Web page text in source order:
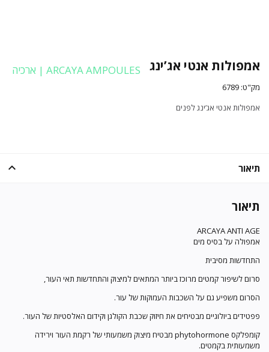
אמפולות אנטי אג’ינג ARCAYA AMPOULES | ארכיה
מק"ט: 6789
אמפולות אנטי אג’ינג לפנים
תיאור
תיאור
ARCAYA ANTI AGE
אמפולה על בסיס מים
התחדשות מסיבית
סרום לשיפור קמטים מרוכז ביותר המתאים למיצוק והתחדשות תאי העור,
הסרום משפיע גם על השכבות העמוקות של עור.
פפטידים ביולוגיים מבטיחים את חיזוק שכבת הקולגן וקידום האלסטיות של העור.
קומפלקס phytohormone מבטיח מיצוק משמעותי של רקמת העור וירידה
משמעותית בקמטים.